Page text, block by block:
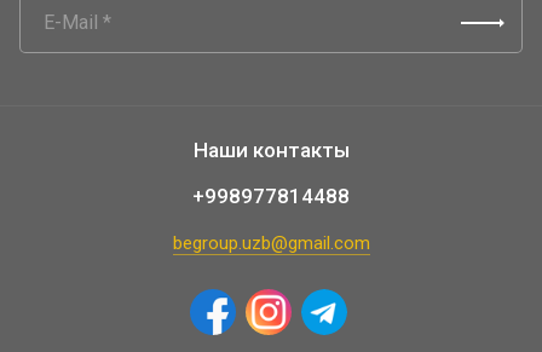
Наши контакты
+998977814488
begroup.uzb@gmail.com